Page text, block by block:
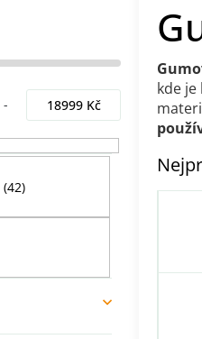
18999Kč
42
kde